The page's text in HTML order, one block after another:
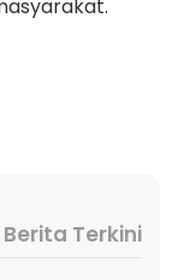
Berita Terkini